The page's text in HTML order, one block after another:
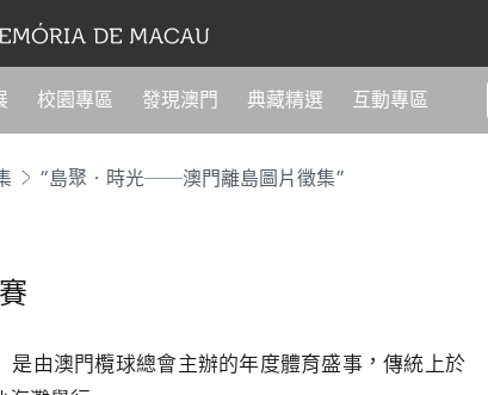
校園專區 發現澳門 典藏精選 互動專區
“島聚‧時光──澳門離島圖片徵集”
是由澳門欖球總會主辦的年度體育盛事，傳統上於